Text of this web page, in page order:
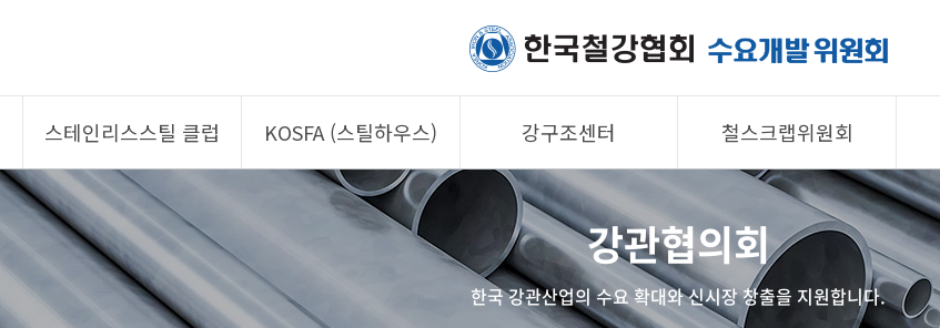
스테인리스스틸 클럽
제품소개
회원사
클럽 소개
KOSFA (스틸하우스)
제품소개
알림/자료
강구조센터
제품소개
회원사
강구조센터
알림/자료
철스크랩위원회
제품소개
회원사
철스크랩위원회
알림/자료
강관협의회
한국 강관산업의 수요 확대와 신시장 창출을 지원합니다.